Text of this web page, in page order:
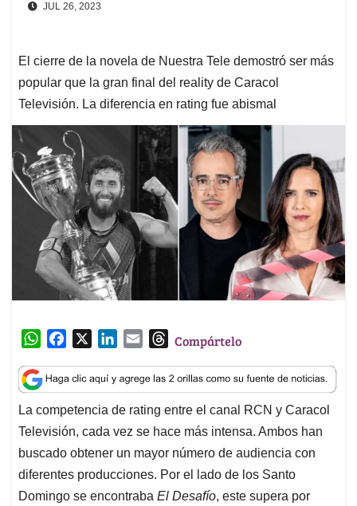
JUL 26, 2023
El cierre de la novela de Nuestra Tele demostró ser más
popular que la gran final del reality de Caracol
Televisión. La diferencia en rating fue abismal
W
a
t
s
A
p
p
c
e
b
o
o
k
n
k
e
d
I
n
a
i
l
T
r
e
a
d
s
Compártelo
La competencia de rating entre el canal RCN y Caracol
Televisión, cada vez se hace más intensa. Ambos han
buscado obtener un mayor número de audiencia con
diferentes producciones. Por el lado de los Santo
Domingo se encontraba El Desafío, este supera por